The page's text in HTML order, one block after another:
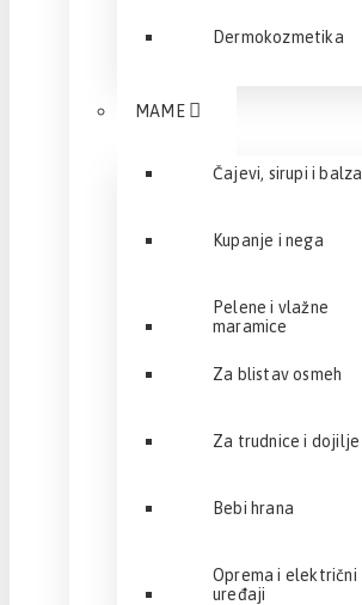
Dermokozmetika
MAME
Čajevi, sirupi i
Kupanje i nega
Pelene i vlažne
maramice
Za blistav osmeh
Za trudnice i dojilje
Bebi hrana
Oprema i električni
uređaji